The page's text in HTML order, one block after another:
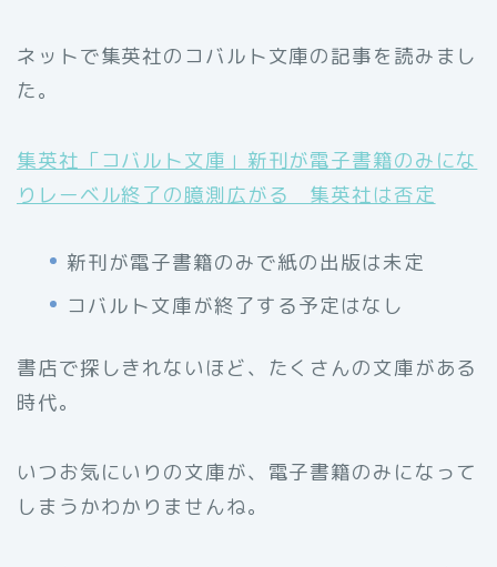
ネットで集英社のコバルト文庫の記事を読みまし
た。
集英社「コバルト文庫」新刊が電子書籍のみにな
りレーベル終了の臆測広がる 集英社は否定
新刊が電子書籍のみで紙の出版は未定
コバルト文庫が終了する予定はなし
書店で探しきれないほど、たくさんの文庫がある
時代。
いつお気にいりの文庫が、電子書籍のみになって
しまうかわかりませんね。